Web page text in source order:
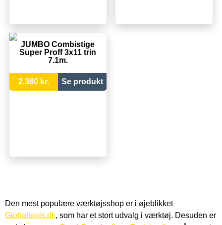
JUMBO Combistige
Super Proff 3x11 trin
7.1m.
2.360 kr. Se produkt
Den mest populære værktøjsshop er i øjeblikket
Globaltools.dk, som har et stort udvalg i værktøj. Desuden er